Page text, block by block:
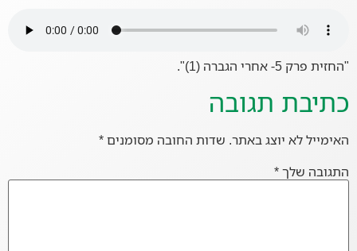
"החזית פרק 5- אחרי הגברה (1)".
כתיבת תגובה
האימייל לא יוצג באתר. שדות החובה מסומנים*
התגובה שלך*